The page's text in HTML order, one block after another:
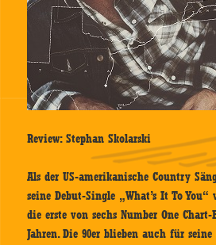
Review: Stephan Skolarski
Als der US-amerikanische Country
seine Debut-Single „What’s It To
die erste von sechs Number One
Jahren. Die 90er blieben auch für